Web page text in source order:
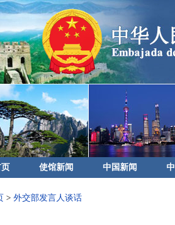
使馆新闻 中国新闻
> 外交部发言人谈话